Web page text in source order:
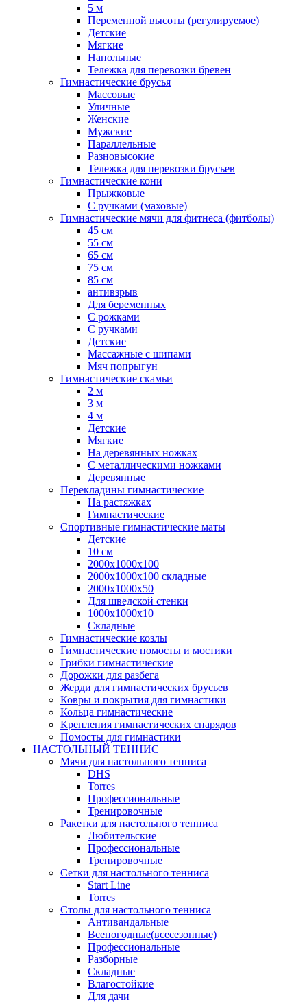
5 м
Переменной высоты (регулируемое)
Детские
Мягкие
Напольные
Тележка для перевозки бревен
Гимнастические брусья
Массовые
Уличные
Женские
Мужские
Параллельные
Разновысокие
Тележка для перевозки брусьев
Гимнастические кони
Прыжковые
С ручками (маховые)
Гимнастические мячи для фитнеса (фитболы)
45 см
55 см
65 см
75 см
85 см
антивзрыв
Для беременных
С рожками
С ручками
Детские
Массажные с шипами
Мяч попрыгун
Гимнастические скамьи
2 м
3 м
4 м
Детские
Мягкие
На деревянных ножках
С металлическими ножками
Деревянные
Перекладины гимнастические
На растяжках
Гимнастические
Спортивные гимнастические маты
Детские
10 см
2000х1000х100
2000х1000х100 складные
2000х1000х50
Для шведской стенки
1000х1000х10
Складные
Гимнастические козлы
Гимнастические помосты и мостики
Грибки гимнастические
Дорожки для разбега
Жерди для гимнастических брусьев
Ковры и покрытия для гимнастики
Кольца гимнастические
Крепления гимнастических снарядов
Помосты для гимнастики
НАСТОЛЬНЫЙ ТЕННИС
Мячи для настольного тенниса
DHS
Torres
Профессиональные
Тренировочные
Ракетки для настольного тенниса
Любительские
Профессиональные
Тренировочные
Сетки для настольного тенниса
Start Line
Torres
Столы для настольного тенниса
Антивандальные
Всепогодные(всесезонные)
Профессиональные
Разборные
Складные
Влагостойкие
Для дачи